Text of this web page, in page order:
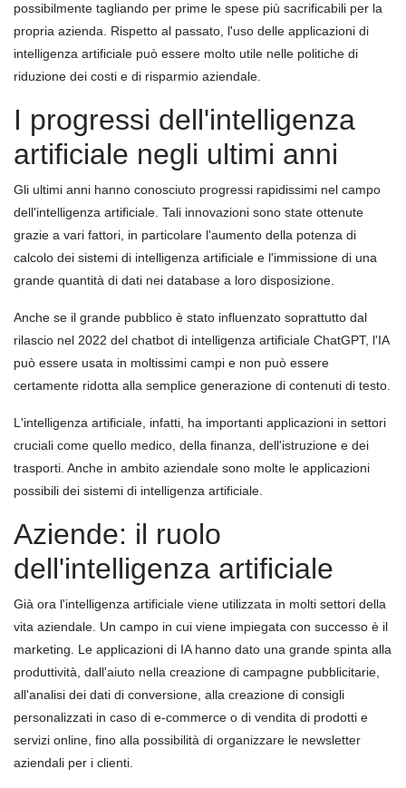
possibilmente tagliando per prime le spese più sacrificabili per la
propria azienda. Rispetto al passato, l'uso delle applicazioni di
intelligenza artificiale può essere molto utile nelle politiche di
riduzione dei costi e di risparmio aziendale.
I progressi dell'intelligenza
artificiale negli ultimi anni
Gli ultimi anni hanno conosciuto progressi rapidissimi nel campo
dell'intelligenza artificiale. Tali innovazioni sono state ottenute
grazie a vari fattori, in particolare l'aumento della potenza di
calcolo dei sistemi di intelligenza artificiale e l'immissione di una
grande quantità di dati nei database a loro disposizione.
Anche se il grande pubblico è stato influenzato soprattutto dal
rilascio nel 2022 del chatbot di intelligenza artificiale ChatGPT, l'IA
può essere usata in moltissimi campi e non può essere
certamente ridotta alla semplice generazione di contenuti di testo.
L'intelligenza artificiale, infatti, ha importanti applicazioni in settori
cruciali come quello medico, della finanza, dell'istruzione e dei
trasporti. Anche in ambito aziendale sono molte le applicazioni
possibili dei sistemi di intelligenza artificiale.
Aziende: il ruolo
dell'intelligenza artificiale
Già ora l'intelligenza artificiale viene utilizzata in molti settori della
vita aziendale. Un campo in cui viene impiegata con successo è il
marketing. Le applicazioni di IA hanno dato una grande spinta alla
produttività, dall'aiuto nella creazione di campagne pubblicitarie,
all'analisi dei dati di conversione, alla creazione di consigli
personalizzati in caso di e-commerce o di vendita di prodotti e
servizi online, fino alla possibilità di organizzare le newsletter
aziendali per i clienti.